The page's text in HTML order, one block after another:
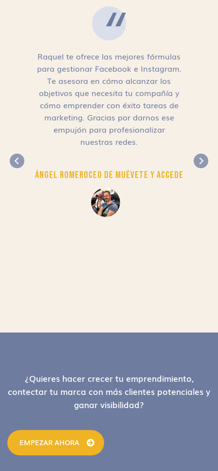
Raquel te ofrece las mejores fórmulas
para gestionar Facebook e Instagram.
Te asesora en cómo alcanzar los
objetivos que necesita tu compañía y
cómo emprender con éxito tareas de
marketing. Gracias por darnos ese
empujón para profesionalizar
nuestras redes.
Ángel RomeroCEO de Muévete y Accede
Footer¿Quieres hacer crecer tu emprendimiento,
contectar tu marca con más clientes potenciales y
ganar visibilidad?
EMPEZAR AHORA